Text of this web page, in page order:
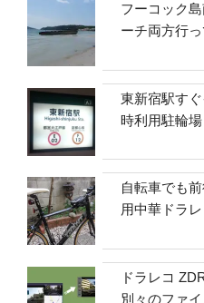
フーコック
ーチ両方行
東新宿駅す
時利用駐輪場
自転車でも
用中華ドラ
ドラレコ
別々のファ